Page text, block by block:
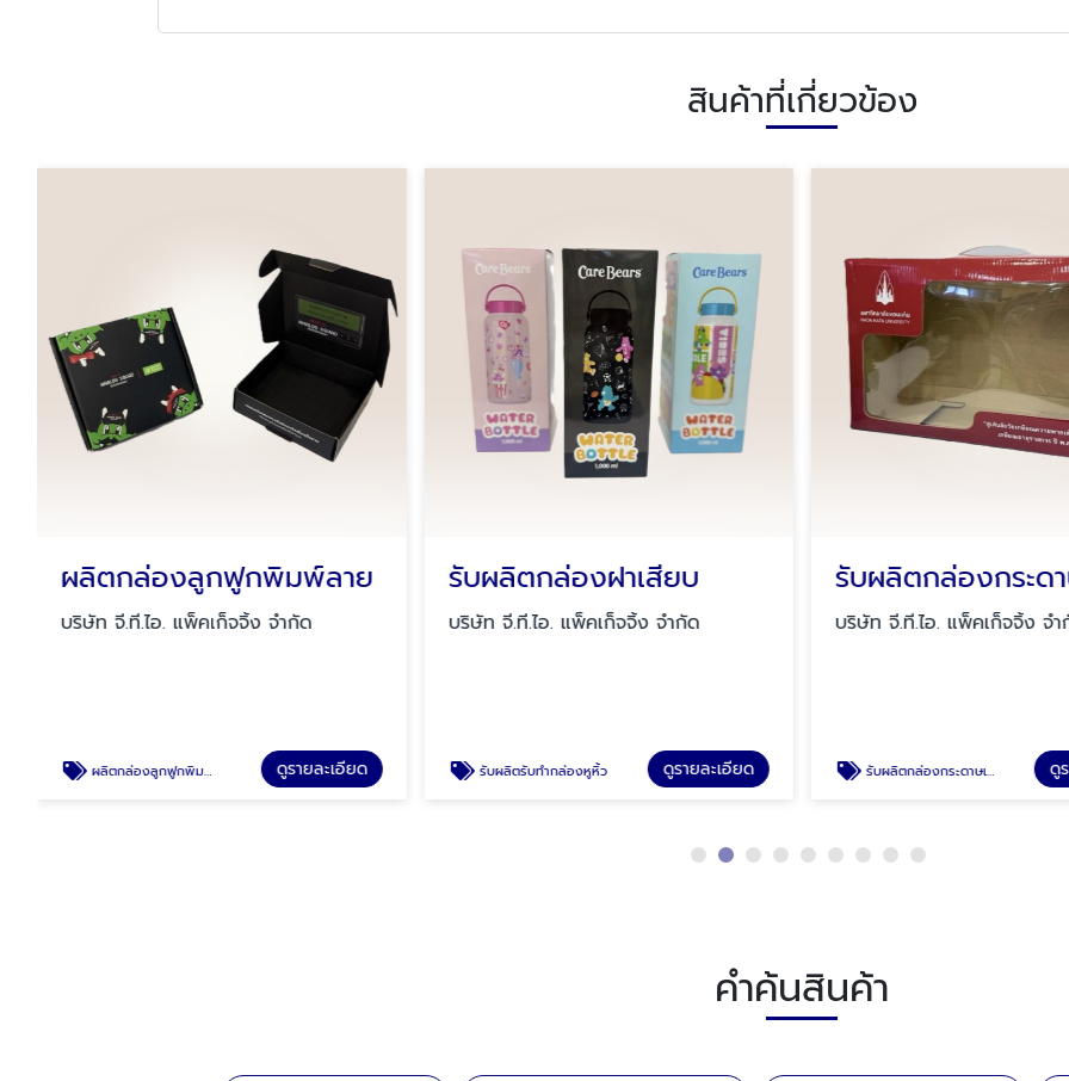
สินค้าที่เกี่ยวข้อง
ผลิตกล่องลูกฟูกพิมพ์ลาย
บริษัท จี.ที.ไอ. แพ็คเก็จจิ้ง จำกัด
ผลิตกล่องลูกฟูกพิมพ์ลาย ดูรายละเอียด
รับผลิตกล่องฝาเสียบ
บริษัท จี.ที.ไอ. แพ็คเก็จจิ้ง จำกัด
รับผลิตรับทำกล่องหูหิ้ว ดูรายละเอียด
บริษัท จี.ที.ไอ. แพ็คเก็จจิ้ง จำ
รับผลิตกล่องกระดาษเจาะหน้าต่าง ดู
คำค้นสินค้า